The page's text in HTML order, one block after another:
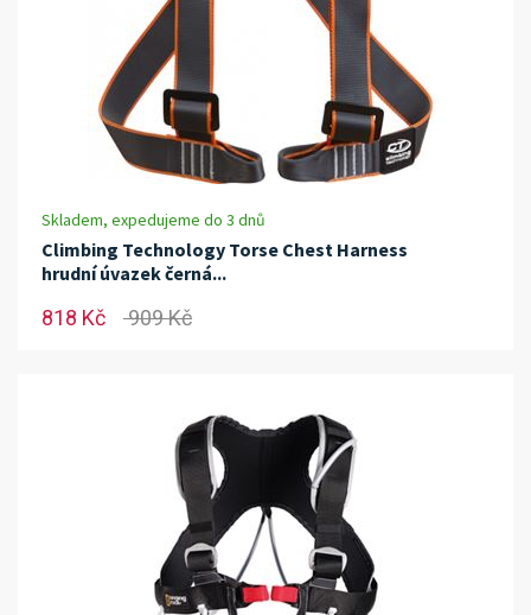
Skladem, expedujeme do 3 dnů
Climbing Technology Torse Chest Harness
hrudní úvazek černá...
818 Kč 909 Kč